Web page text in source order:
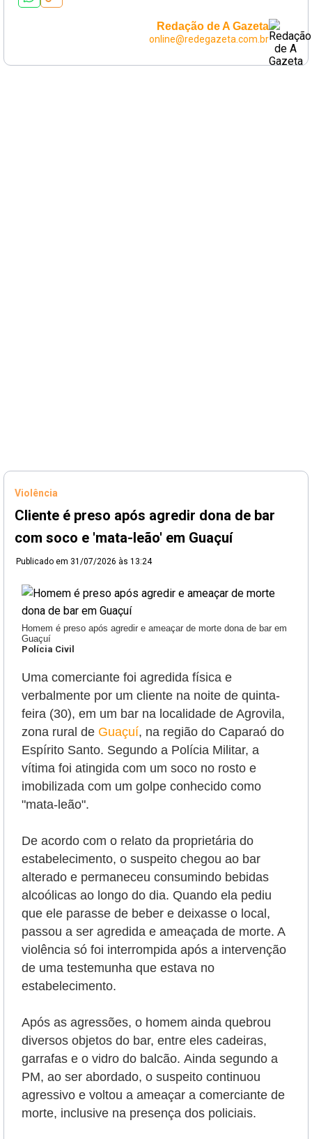
Redação de A Gazeta
online@redegazeta.com.br
Violência
Cliente é preso após agredir dona de bar
com soco e 'mata-leão' em Guaçuí
Publicado em 31/07/2026 às 13:24
Homem é preso após agredir e ameaçar de morte dona de bar em
Guaçuí
Polícia Civil
Uma comerciante foi agredida física e
verbalmente por um cliente na noite de quinta-
feira (30), em um bar na localidade de Agrovila,
zona rural de Guaçuí, na região do Caparaó do
Espírito Santo. Segundo a Polícia Militar, a
vítima foi atingida com um soco no rosto e
imobilizada com um golpe conhecido como
"mata-leão".
De acordo com o relato da proprietária do
estabelecimento, o suspeito chegou ao bar
alterado e permaneceu consumindo bebidas
alcoólicas ao longo do dia. Quando ela pediu
que ele parasse de beber e deixasse o local,
passou a ser agredida e ameaçada de morte. A
violência só foi interrompida após a intervenção
de uma testemunha que estava no
estabelecimento.
Após as agressões, o homem ainda quebrou
diversos objetos do bar, entre eles cadeiras,
garrafas e o vidro do balcão. Ainda segundo a
PM, ao ser abordado, o suspeito continuou
agressivo e voltou a ameaçar a comerciante de
morte, inclusive na presença dos policiais.